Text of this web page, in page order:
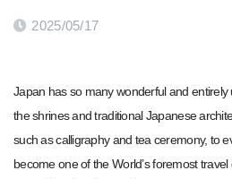
2025/05/17
Japan has so many wonderful and
the shrines and traditional Japanese
such as calligraphy and tea ceremony, to
become one of the World’s foremost